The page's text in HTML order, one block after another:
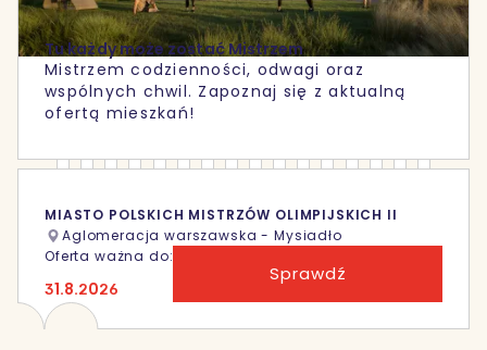
Tu każdy może zostać Mistrzem
Mistrzem codzienności, odwagi oraz
wspólnych chwil. Zapoznaj się z aktualną
ofertą mieszkań!
MIASTO POLSKICH MISTRZÓW OLIMPIJSKICH II
Aglomeracja warszawska - Mysiadło
Oferta ważna do:
31.8.2026
Sprawdź